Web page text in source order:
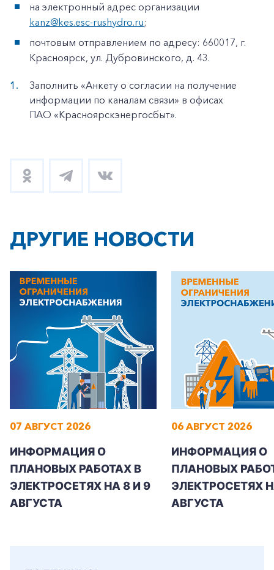
на электронный адрес организации
kanz@kes.esc-rushydro.ru;
почтовым отправлением по адресу: 660017, г.
Красноярск, ул. Дубровинского, д. 43.
Заполнить «Анкету о согласии на получение
информации по каналам связи» в офисах
ПАО «Красноярскэнергосбыт».
ДРУГИЕ НОВОСТИ
07 АВГУСТ 2026
ИНФОРМАЦИЯ О
ПЛАНОВЫХ РАБОТАХ В
ЭЛЕКТРОСЕТЯХ НА 8 И 9
АВГУСТА
06 АВГУСТ 2026
ИНФОРМАЦИЯ О
ПЛАНОВЫХ
ЭЛЕКТРОСЕТЯХ
АВГУСТА